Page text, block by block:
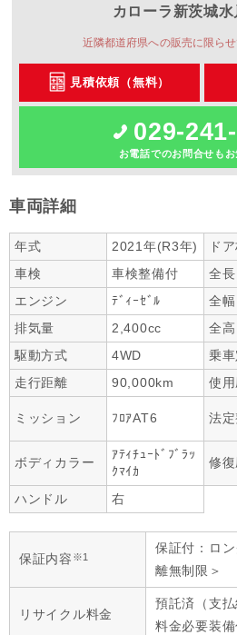
カローラ新茨城
近隣都道府県への販売に限らせ
見積依頼（無料）
029-
お電話でのお問合せもお
車両詳細
年式 2021年(R3年) ド
車検
車検整備付 全長
エンジン
ﾃﾞｨｰｾﾞﾙ 全幅
排気量
2,400cc 全高
駆動方式
4WD 乗車
走行距離
90,000km 使
ミッション ﾌﾛｱAT6 法
ボディカラー
ｱﾃｨﾁｭｰﾄﾞﾌﾞﾗｯ
ｸﾏｲｶ
修
ハンドル 右
保証内容 ※1
保証付：ロ
離無制限＞
リサイクル料金
預託済（支
料金必要装